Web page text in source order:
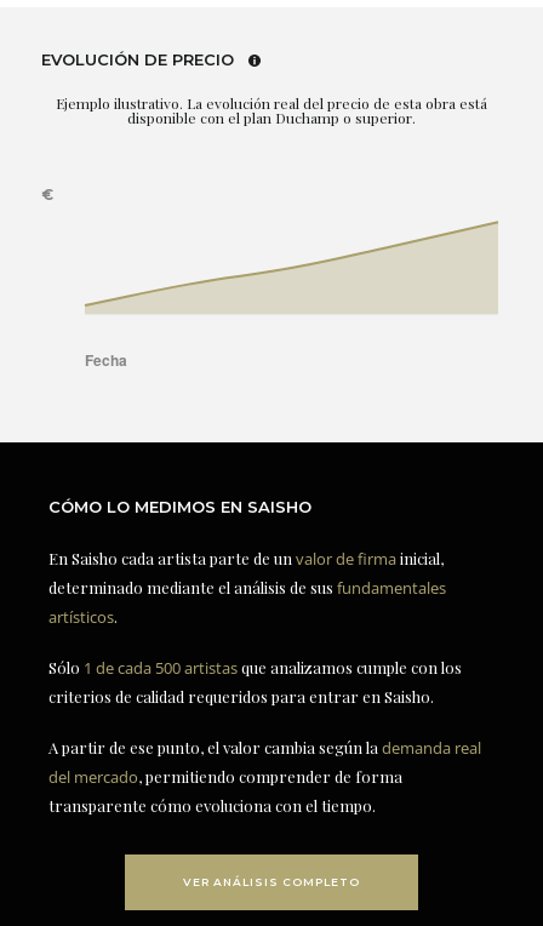
EVOLUCIÓN DE PRECIO
Ejemplo ilustrativo. La evolución real del precio de esta obra está
disponible con el plan Duchamp o superior.
CÓMO LO MEDIMOS EN SAISHO
En Saisho cada artista parte de un valor de firmainicial,
determinado mediante el análisis de sus fundamentales
artísticos.
Sólo 1 de cada 500 artistasque analizamos cumple con los
criterios de calidad requeridos para entrar en Saisho.
A partir de ese punto, el valor cambia según la demanda real
del mercado, permitiendo comprender de forma
transparente cómo evoluciona con el tiempo.
VER ANÁLISIS COMPLETO